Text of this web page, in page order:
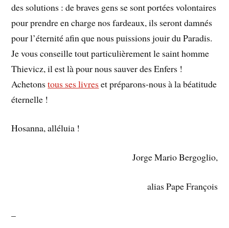
des solutions : de braves gens se sont portées volontaires
pour prendre en charge nos fardeaux, ils seront damnés
pour l’éternité afin que nous puissions jouir du Paradis.
Je vous conseille tout particulièrement le saint homme
Thievicz, il est là pour nous sauver des Enfers !
Achetonstous ses livres et préparons-nous à la béatitude
éternelle !
Hosanna, alléluia !
Jorge Mario Bergoglio,
alias Pape François
–